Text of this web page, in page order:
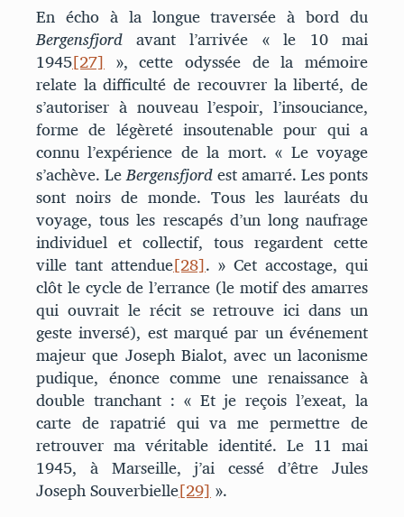
En écho à la longue traversée à bord du
Bergensfjordavant l’arrivée « le 10 mai
1945[27] », cette odyssée de la mémoire
relate la difficulté de recouvrer la liberté, de
s’autoriser à nouveau l’espoir, l’insouciance,
forme de légèreté insoutenable pour qui a
connu l’expérience de la mort. « Le voyage
s’achève. LeBergensfjordest amarré. Les ponts
sont noirs de monde. Tous les lauréats du
voyage, tous les rescapés d’un long naufrage
individuel et collectif, tous regardent cette
ville tant attendue[28]. » Cet accostage, qui
clôt le cycle de l’errance (le motif des amarres
qui ouvrait le récit se retrouve ici dans un
geste inversé), est marqué par un événement
majeur que Joseph Bialot, avec un laconisme
pudique, énonce comme une renaissance à
double tranchant : « Et je reçois l’exeat, la
carte de rapatrié qui va me permettre de
retrouver ma véritable identité. Le 11 mai
1945, à Marseille, j’ai cessé d’être Jules
Joseph Souverbielle[29]».